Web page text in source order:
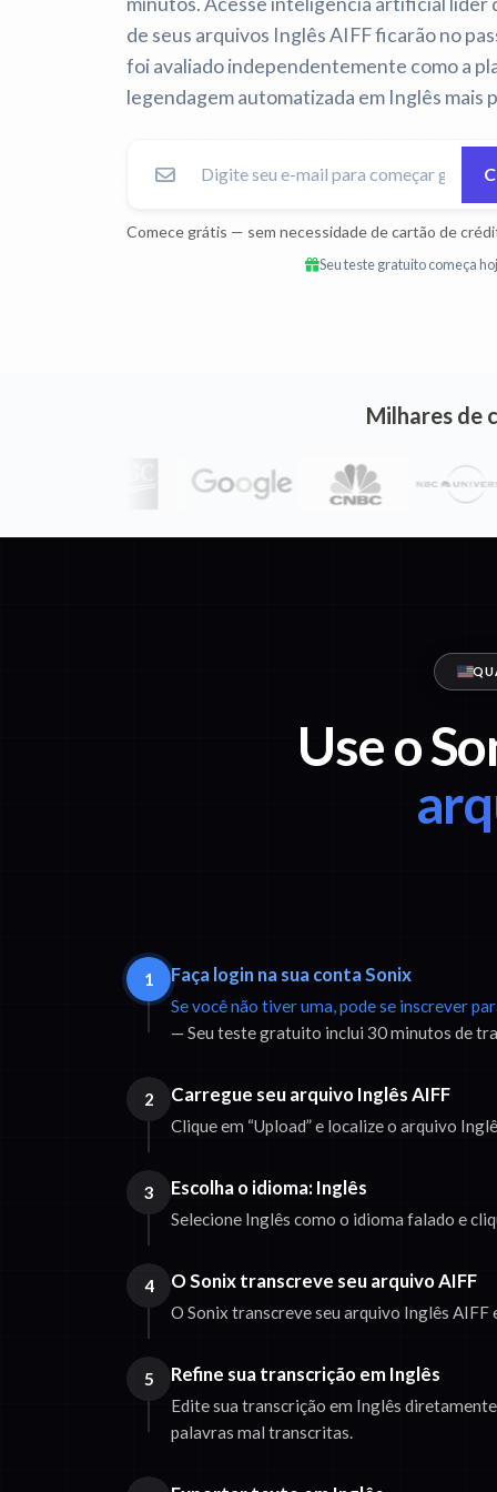
de seus arquivos Inglês AIFF ficarão no
foi avaliado independentemente como a
legendagem automatizada em Inglês mais
Comece grátis — sem necessidade de cartão de
Seu teste gratuito começa
Milhares de
Use o
1 Faça login na sua conta Sonix
Se você não tiver uma, pode se inscrever
— Seu teste gratuito inclui 30 minutos de
2 Carregue seu arquivo Inglês AIFF
Clique em “Upload” e localize o arquivo
3 Escolha o idioma: Inglês
Selecione Inglês como o idioma falado e
4 O Sonix transcreve seu arquivo AIFF
O Sonix transcreve seu arquivo Inglês
5 Refine sua transcrição em Inglês
Edite sua transcrição em Inglês
palavras mal transcritas.